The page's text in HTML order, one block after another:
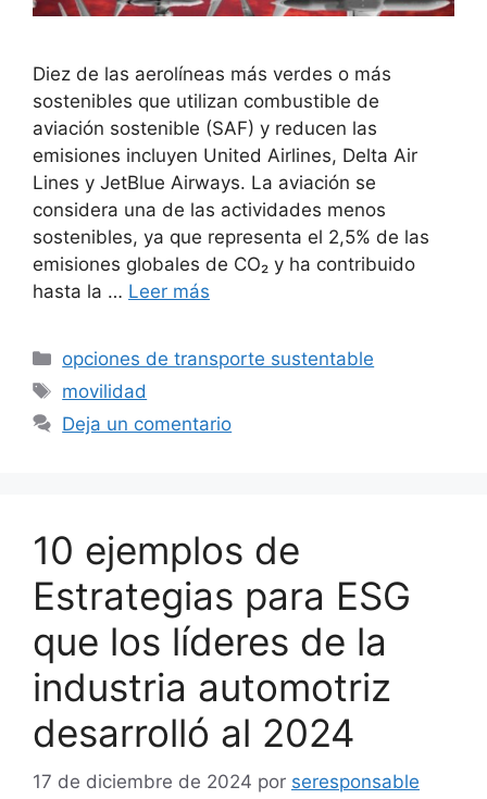
Diez de las aerolíneas más verdes o más
sostenibles que utilizan combustible de
aviación sostenible (SAF) y reducen las
emisiones incluyen United Airlines, Delta Air
Lines y JetBlue Airways. La aviación se
considera una de las actividades menos
sostenibles, ya que representa el 2,5% de las
emisiones globales de CO₂ y ha contribuido
hasta la … Leer más
Categorías
opciones de transporte sustentable
Etiquetas
movilidad
Deja un comentario
10 ejemplos de
Estrategias para ESG
que los líderes de la
industria automotriz
desarrolló al 2024
17 de diciembre de 2024 por seresponsable